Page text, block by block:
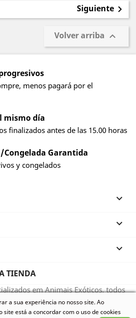
Siguiente 
Volver arriba 
menos pagará por el
mismo día
finalizados antes de las 15.00 horas
Congelada Garantida
y congelados



TIENDA
em Animais Exóticos, todos
a sua experiência no nosso site. Ao
site está a concordar com o uso de cookies